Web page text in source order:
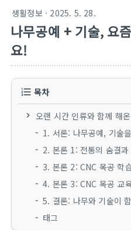
생활정보 · 2025. 5. 28.
나무공예 + 기술, 요
요!
목차
오랜 시간 인류와 함께 해온 나무공예는 손의 온기와 장인의 정성이 깃든 예술 분야로 사랑받아 왔습니다. 섬세한 손길로 나무를 다듬고, 결을 살려 아름다운 작품을 만들어내는 과정은 그 자체로 깊은 가치를 지닙니다. 하지
1. 서론: 나무공예, 기술
2. 본론 1: 전통의 숨결
3. 본론 2: CNC 목공 학
4. 본론 3: CNC 목공 교
5. 결론: 나무와 기술이
태그